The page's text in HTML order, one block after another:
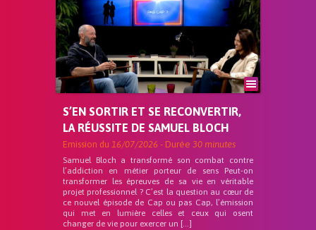
S’EN SORTIR ET SE RECONVERTIR,
LA RÉUSSITE DE SAMUEL BLOCH
Emission du 16/07/2026 - Durée 30 minutes
Samuel Bloch a transformé son combat contre
l’addiction en métier porteur de sens Peut-on
transformer les épreuves de sa vie en véritable
projet professionnel ? C’est la question au cœur de
ce nouvel épisode de Cap ou pas Cap, l’émission
qui met en lumière celles et ceux qui osent
changer de vie pour exercer un […]